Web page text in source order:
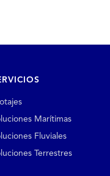
Marítimas
Fluviales
Terrestres